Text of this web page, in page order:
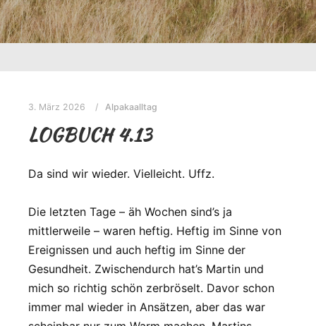
3. März 2026 Alpakaalltag
LOGBUCH 4.13
Da sind wir wieder. Vielleicht. Uffz.
Die letzten Tage – äh Wochen sind’s ja
mittlerweile – waren heftig. Heftig im Sinne von
Ereignissen und auch heftig im Sinne der
Gesundheit. Zwischendurch hat’s Martin und
mich so richtig schön zerbröselt. Davor schon
immer mal wieder in Ansätzen, aber das war